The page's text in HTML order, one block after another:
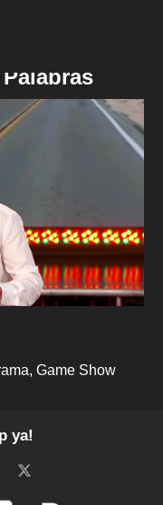
Game Show
ya!